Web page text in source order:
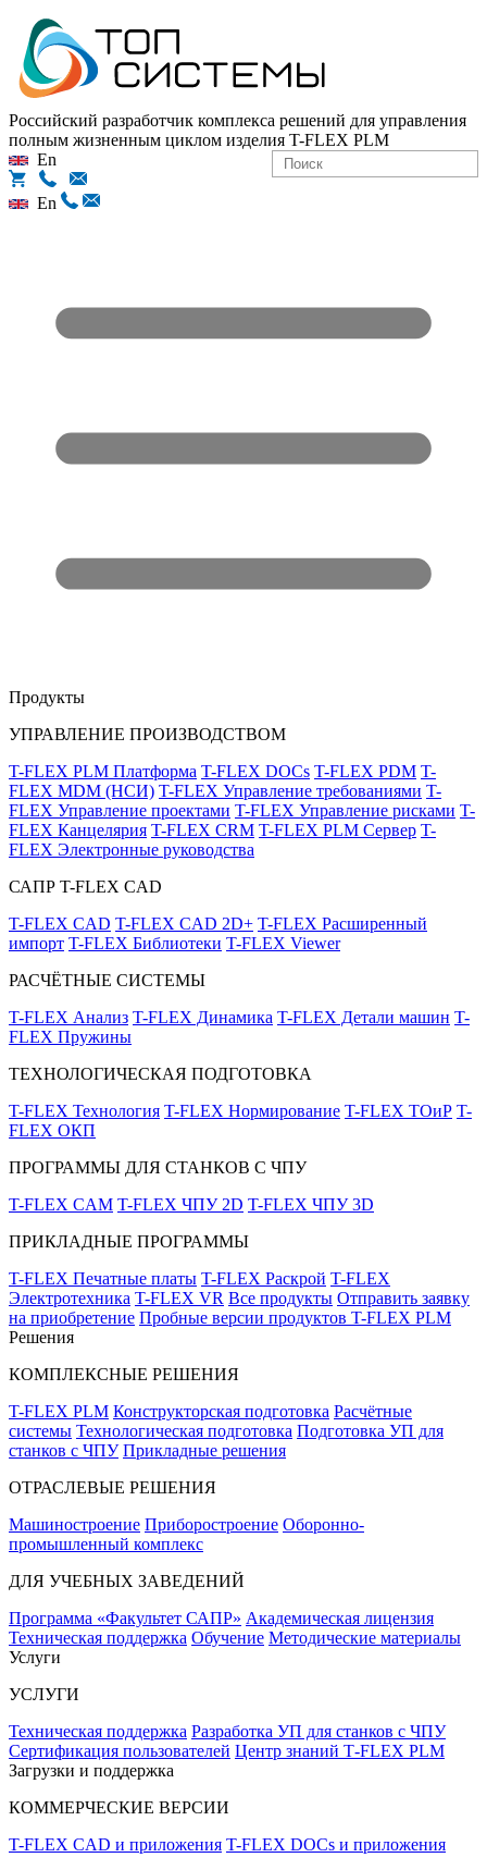
Российский разработчик комплекса решений для управления
полным жизненным циклом изделия T-FLEX PLM
En
En
Продукты
УПРАВЛЕНИЕ ПРОИЗВОДСТВОМ
T-FLEX PLM Платформа T-FLEX DOCs T-FLEX PDM T-
FLEX MDM (НСИ) T-FLEX Управление требованиями T-
FLEX Управление проектами T-FLEX Управление рисками T-
FLEX Канцелярия T-FLEX CRM T-FLEX PLM Сервер T-
FLEX Электронные руководства
САПР T-FLEX CAD
T-FLEX CAD T-FLEX CAD 2D+ T-FLEX Расширенный
импорт T-FLEX Библиотеки T-FLEX Viewer
РАСЧЁТНЫЕ СИСТЕМЫ
T-FLEX Анализ T-FLEX Динамика T-FLEX Детали машин T-
FLEX Пружины
ТЕХНОЛОГИЧЕСКАЯ ПОДГОТОВКА
T-FLEX Технология T-FLEX Нормирование T-FLEX ТОиР T-
FLEX ОКП
ПРОГРАММЫ ДЛЯ СТАНКОВ С ЧПУ
T-FLEX CAM T-FLEX ЧПУ 2D T-FLEX ЧПУ 3D
ПРИКЛАДНЫЕ ПРОГРАММЫ
T-FLEX Печатные платы T-FLEX Раскрой T-FLEX
Электротехника T-FLEX VR Все продукты Отправить заявку
на приобретение Пробные версии продуктов T-FLEX PLM
Решения
КОМПЛЕКСНЫЕ РЕШЕНИЯ
T-FLEX PLM Конструкторская подготовка Расчётные
системы Технологическая подготовка Подготовка УП для
станков с ЧПУ Прикладные решения
ОТРАСЛЕВЫЕ РЕШЕНИЯ
Машиностроение Приборостроение Оборонно-
промышленный комплекс
ДЛЯ УЧЕБНЫХ ЗАВЕДЕНИЙ
Программа «Факультет САПР» Академическая лицензия
Техническая поддержка Обучение Методические материалы
Услуги
УСЛУГИ
Техническая поддержка Разработка УП для станков с ЧПУ
Сертификация пользователей Центр знаний T‑FLEX PLM
Загрузки и поддержка
КОММЕРЧЕСКИЕ ВЕРСИИ
T-FLEX CAD и приложения T-FLEX DOCs и приложения